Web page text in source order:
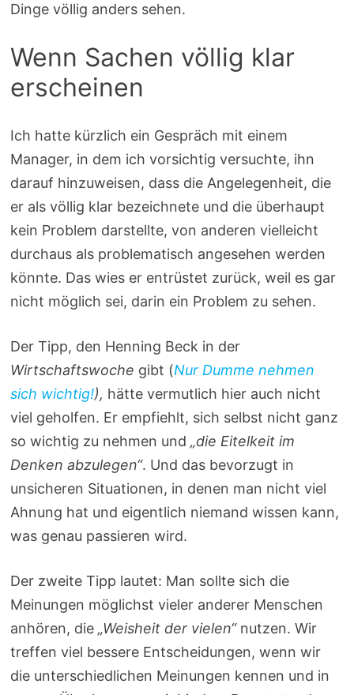
Dinge völlig anders sehen.
Wenn Sachen völlig klar
erscheinen
Ich hatte kürzlich ein Gespräch mit einem
Manager, in dem ich vorsichtig versuchte, ihn
darauf hinzuweisen, dass die Angelegenheit, die
er als völlig klar bezeichnete und die überhaupt
kein Problem darstellte, von anderen vielleicht
durchaus als problematisch angesehen werden
könnte. Das wies er entrüstet zurück, weil es gar
nicht möglich sei, darin ein Problem zu sehen.
Der Tipp, den Henning Beck in der
Wirtschaftswoche gibt (Nur Dumme nehmen
sich wichtig!), hätte vermutlich hier auch nicht
viel geholfen. Er empfiehlt, sich selbst nicht ganz
so wichtig zu nehmen und„die Eitelkeit im
Denken abzulegen“. Und das bevorzugt in
unsicheren Situationen, in denen man nicht viel
Ahnung hat und eigentlich niemand wissen kann,
was genau passieren wird.
Der zweite Tipp lautet: Man sollte sich die
Meinungen möglichst vieler anderer Menschen
anhören, die„Weisheit der vielen“nutzen. Wir
treffen viel bessere Entscheidungen, wenn wir
die unterschiedlichen Meinungen kennen und in